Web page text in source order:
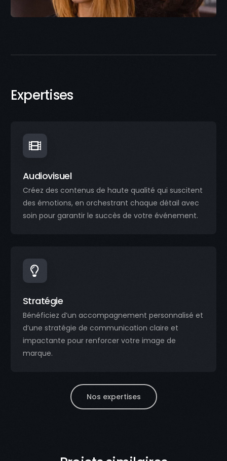
Expertises
Audiovisuel
Créez des contenus de haute qualité qui suscitent
des émotions, en orchestrant chaque détail avec
soin pour garantir le succès de votre événement.
Stratégie
Bénéficiez d’un accompagnement personnalisé et
d’une stratégie de communication claire et
impactante pour renforcer votre image de
marque.
Nos expertises